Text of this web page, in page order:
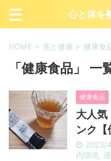
心と体を
HOME > 美と健康 > 健康食
「健康食品」 一
健康食品
大人気
ンク【
2023/
内環境